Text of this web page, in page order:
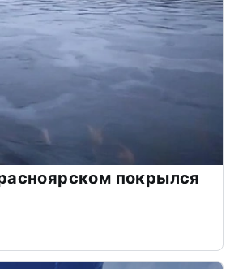
покрылся